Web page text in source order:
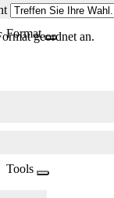
Formatgeordnet an.
Tools